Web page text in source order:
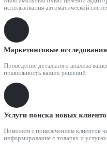
использования автоматической
Маркетинговые исследования
Проведение детального анализа
правильность ваших решений
Услуги поиска новых
Поможем с привлечением клиентов
информирование о товарах и услугах.